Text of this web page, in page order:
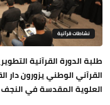
نشاطات قرآنية
طلبة الدورة القرآنية
القرآني الوطني يزورون دار
العلوية المقدسة في